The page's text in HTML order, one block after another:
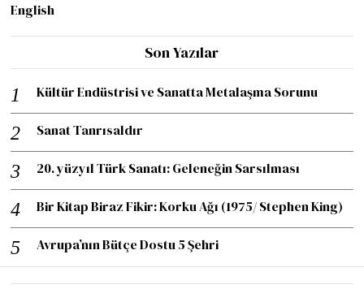
English
Son Yazılar
Kültür Endüstrisi ve Sanatta Metalaşma Sorunu
Sanat Tanrısaldır
20. yüzyıl Türk Sanatı: Geleneğin Sarsılması
Bir Kitap Biraz Fikir: Korku Ağı (1975/ Stephen King)
Avrupa’nın Bütçe Dostu 5 Şehri